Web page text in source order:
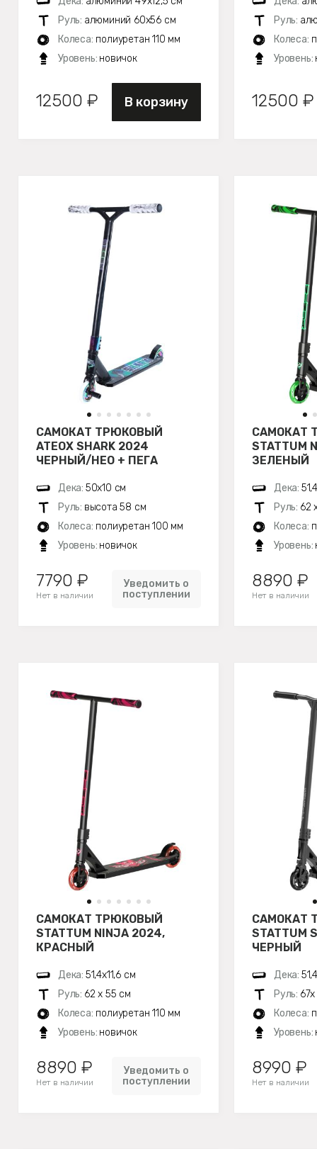
Руль: алюминий 60х56 см
Колеса: полиуретан 110 мм
Уровень: новичок
12500 ₽ В корзину
Руль:
Колеса:
Уровень:
12500 ₽
САМОКАТ ТРЮКОВЫЙ
ATEOX SHARK 2024
ЧЕРНЫЙ/НЕО + ПЕГА
Дека: 50х10 см
Руль: высота 58 см
Колеса: полиуретан 100 мм
Уровень: новичок
7790 ₽
Нет в наличии
Уведомить о
поступлении
САМОКАТ
STATTUM
ЗЕЛЕНЫЙ
Дека:
Руль: 62
Колеса:
Уровень:
8890 ₽
Нет в наличии
САМОКАТ ТРЮКОВЫЙ
STATTUM NINJA 2024,
КРАСНЫЙ
Дека: 51,4х11,6 см
Руль: 62 х 55 см
Колеса: полиуретан 110 мм
Уровень: новичок
8890 ₽
Нет в наличии
Уведомить о
поступлении
САМОКАТ
STATTUM
ЧЕРНЫЙ
Дека:
Руль:
Колеса:
Уровень:
8990 ₽
Нет в наличии